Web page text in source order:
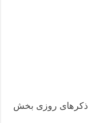
روزی‌ بخش